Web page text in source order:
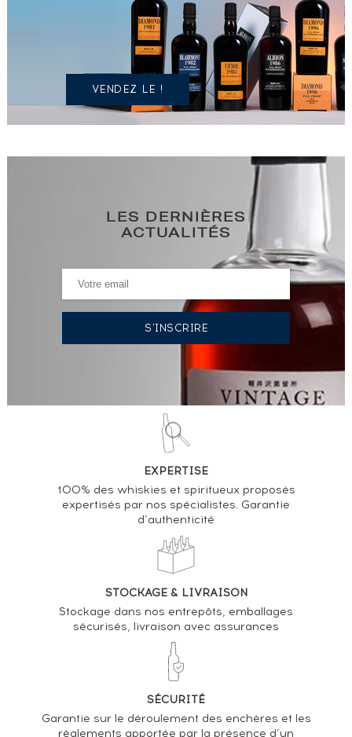
SPIRITUEUX
IDENTIQUE
VENDEZ LE !
LES DERNIÈRES
ACTUALITÉS
EXPERTISE
100% des whiskies et spiritueux proposés
expertisés par nos spécialistes. Garantie
d’authenticité
STOCKAGE & LIVRAISON
Stockage dans nos entrepôts, emballages
sécurisés, livraison avec assurances
SÉCURITÉ
Garantie sur le déroulement des enchères et les
règlements apportée par la présence d’un